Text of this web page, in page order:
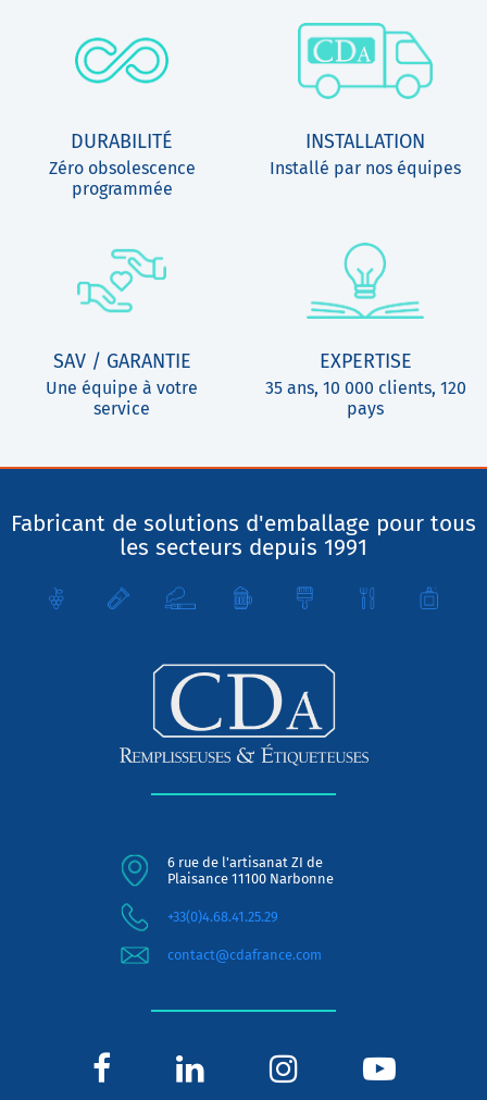
DURABILITÉ
Zéro obsolescence
programmée
INSTALLATION
Installé par nos équipes
SAV / GARANTIE
Une équipe à votre
service
EXPERTISE
35 ans, 10 000 clients, 120
pays
Fabricant de solutions d'emballage pour tous
les secteurs depuis 1991
6 rue de l'artisanat ZI de
Plaisance 11100 Narbonne
+33(0)4.68.41.25.29
contact@cdafrance.com